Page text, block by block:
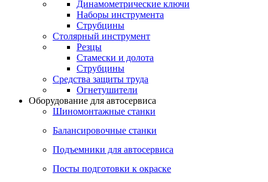
Динамометрические ключи
Наборы инструмента
Струбцины
Столярный инструмент
Резцы
Стамески и долота
Струбцины
Средства защиты труда
Огнетушители
Оборудование для автосервиса
Шиномонтажные станки
Балансировочные станки
Подъемники для автосервиса
Посты подготовки к окраске